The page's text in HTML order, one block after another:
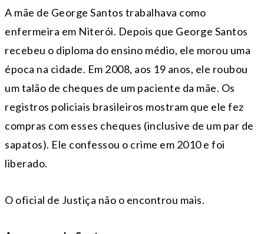
A mãe de George Santos trabalhava como
enfermeira em Niterói. Depois que George Santos
recebeu o diploma do ensino médio, ele morou uma
época na cidade. Em 2008, aos 19 anos, ele roubou
um talão de cheques de um paciente da mãe. Os
registros policiais brasileiros mostram que ele fez
compras com esses cheques (inclusive de um par de
sapatos). Ele confessou o crime em 2010 e foi
liberado.
O oficial de Justiça não o encontrou mais.